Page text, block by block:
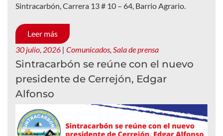
Sintracarbón, Carrera 13 # 10 – 64, Barrio Agrario.
Leer más
30 julio, 2026 | Comunicados Sala de prensa
Sintracarbón se reúne con el nuevo
presidente de Cerrejón, Edgar
Alfonso